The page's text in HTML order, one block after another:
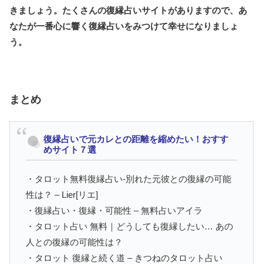
きましょう。たくさんの復縁占いサイトがありますので、あ
なたが一番心に響く復縁占いをみつけて幸せになりましょ
う。
まとめ
復縁占いで元カレとの距離を縮めたい！おすす
めサイト７選
・タロット無料復縁占い-別れた元彼との復縁の可能
性は？ – Lier[リエ]
・復縁占い・復縁・可能性 – 無料占いアイラ
・タロット占い 無料｜どうしても復縁したい… あの
人との復縁の可能性は？
・タロット 復縁と続く道 – きつねのタロット占い